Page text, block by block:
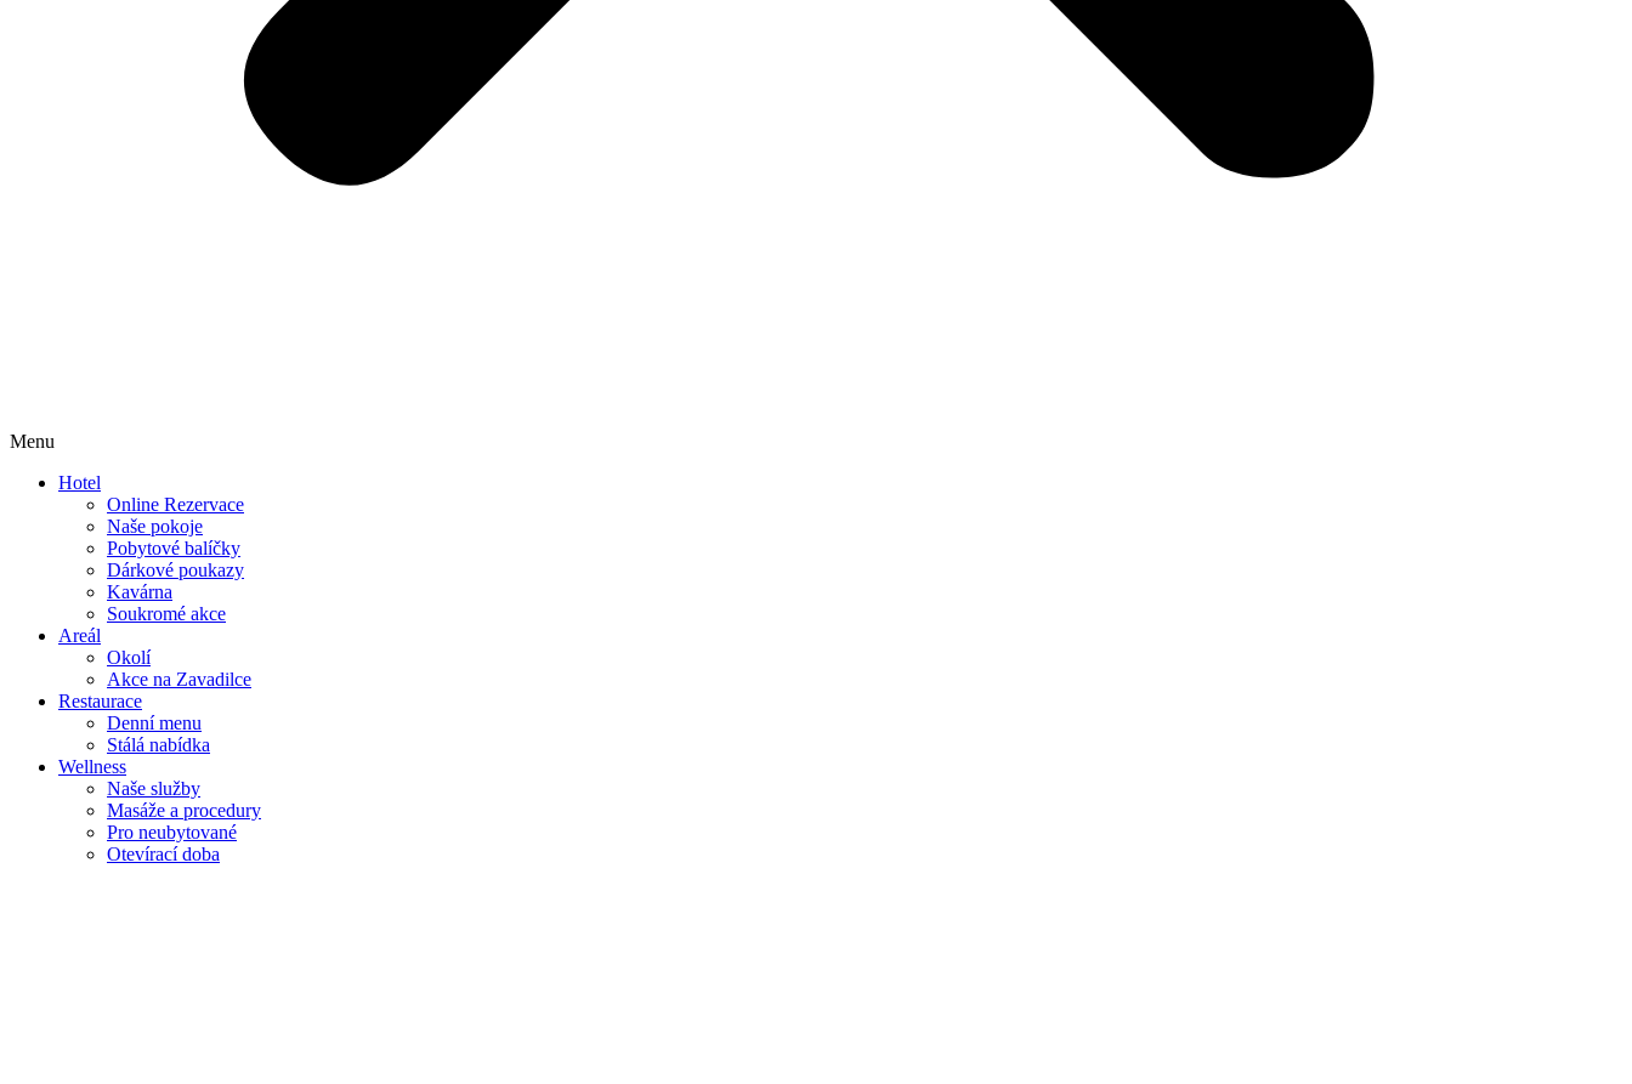
Menu
Hotel
Online Rezervace
Naše pokoje
Pobytové balíčky
Dárkové poukazy
Kavárna
Soukromé akce
Areál
Okolí
Akce na Zavadilce
Restaurace
Denní menu
Stálá nabídka
Wellness
Naše služby
Masáže a procedury
Pro neubytované
Otevírací doba